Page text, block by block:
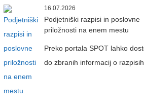
16.07.2026
Podjetniški razpisi in poslovne
priložnosti na enem mestu
Preko portala SPOT lahko
do zbranih informacij o